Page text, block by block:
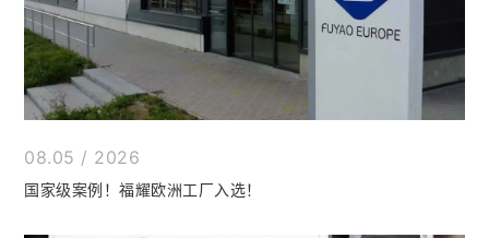
08.05 / 2026
国家级案例！福耀欧洲工厂入选！